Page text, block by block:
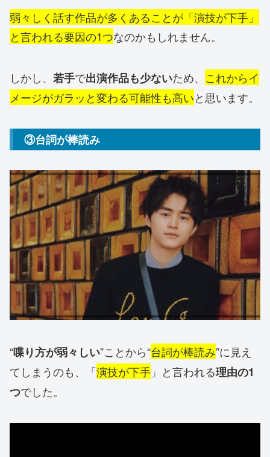
弱々しく話す作品が多くあることが「演技が下手」
と言われる要因の1つなのかもしれません。
しかし、 若手で出演作品も少ないため、 これからイ
メージがガラッと変わる可能性も高いと思います。
③台詞が棒読み
“喋り方が弱々しい”ことから“台詞が棒読み”に見え
てしまうのも、「演技が下手 」と言われる理由の1
つでした。